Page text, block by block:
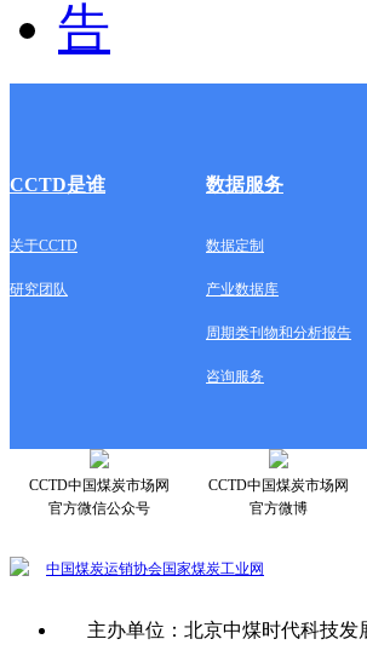
CCTD是谁 数据服务
关于CCTD 数据定制
研究团队 产业数据库
周期类刊物和分析报告
咨询服务
CCTD中国煤炭市场网
官方微信公众号
CCTD中国煤炭市场网
官方微博
中国煤炭运销协会国家煤炭工业网
主办单位：北京中煤时代科技